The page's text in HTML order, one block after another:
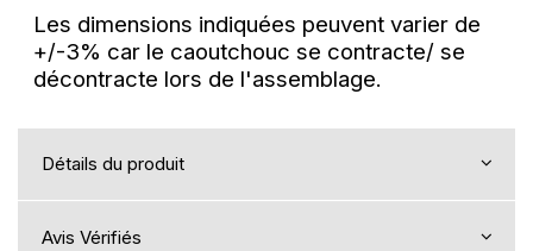
Les dimensions indiquées peuvent varier de
+/-3% car le caoutchouc se contracte/ se
décontracte lors de l'assemblage.
Détails du produit
Avis Vérifiés